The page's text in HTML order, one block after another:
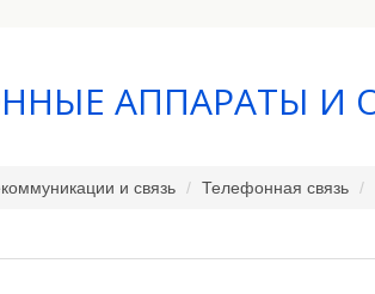
АППАРАТЫ И
и связь Телефонная связь